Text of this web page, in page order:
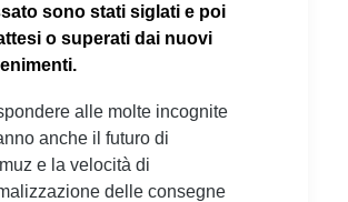
sono stati siglati e poi
o superati dai nuovi
alle molte incognite
anche il futuro di
e la velocità di
delle consegne